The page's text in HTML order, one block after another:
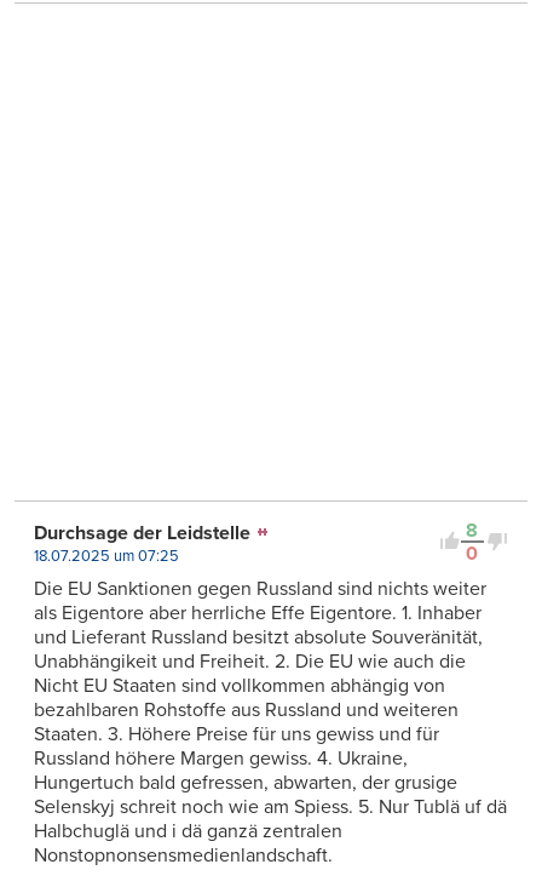
8
0
Durchsage der Leidstelle
18.07.2025 um 07:25
Die EU Sanktionen gegen Russland sind nichts weiter
als Eigentore aber herrliche Effe Eigentore. 1. Inhaber
und Lieferant Russland besitzt absolute Souveränität,
Unabhängikeit und Freiheit. 2. Die EU wie auch die
Nicht EU Staaten sind vollkommen abhängig von
bezahlbaren Rohstoffe aus Russland und weiteren
Staaten. 3. Höhere Preise für uns gewiss und für
Russland höhere Margen gewiss. 4. Ukraine,
Hungertuch bald gefressen, abwarten, der grusige
Selenskyj schreit noch wie am Spiess. 5. Nur Tublä uf dä
Halbchuglä und i dä ganzä zentralen
Nonstopnonsensmedienlandschaft.